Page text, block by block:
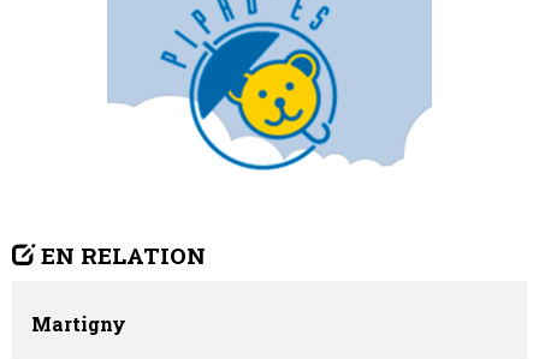
EN RELATION
Martigny